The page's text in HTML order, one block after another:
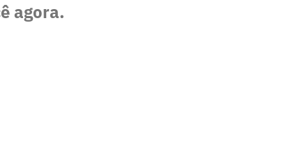
agora.